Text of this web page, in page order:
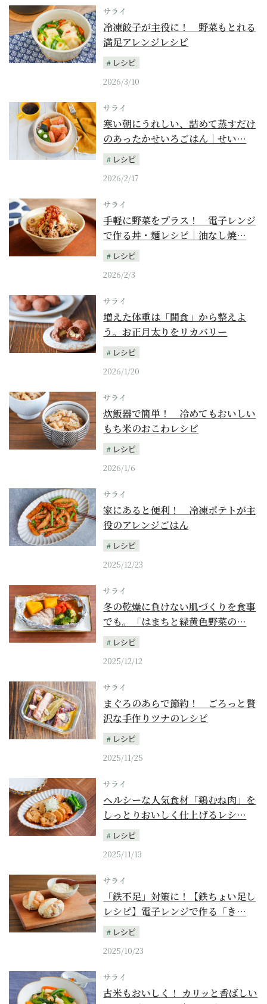
サライ
冷凍餃子が主役に！ 野菜もとれる
満足アレンジレシピ
レシピ
2026/3/10
サライ
寒い朝にうれしい、詰めて蒸すだけ
のあったかせいろごはん｜せい…
レシピ
2026/2/17
サライ
手軽に野菜をプラス！ 電子レンジ
で作る丼・麺レシピ｜油なし焼…
レシピ
2026/2/3
サライ
増えた体重は「間食」から整えよ
う。お正月太りをリカバリー
レシピ
2026/1/20
サライ
炊飯器で簡単！ 冷めてもおいしい
もち米のおこわレシピ
レシピ
2026/1/6
サライ
家にあると便利！ 冷凍ポテトが主
役のアレンジごはん
レシピ
2025/12/23
サライ
冬の乾燥に負けない肌づくりを食事
でも。「はまちと緑黄色野菜の…
レシピ
2025/12/12
サライ
まぐろのあらで節約！ ごろっと贅
沢な手作りツナのレシピ
レシピ
2025/11/25
サライ
ヘルシーな人気食材「鶏むね肉」を
しっとりおいしく仕上げるレシ…
レシピ
2025/11/13
サライ
「鉄不足」対策に！【鉄ちょい足し
レシピ】電子レンジで作る「き…
レシピ
2025/10/23
サライ
古米もおいしく！ カリッと香ばしい